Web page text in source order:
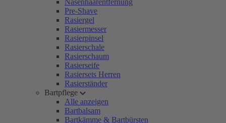
Nasenhaarentfernung
Pre-Shave
Rasiergel
Rasiermesser
Rasierpinsel
Rasierschale
Rasierschaum
Rasierseife
Rasiersets Herren
Rasierständer
Bartpflege
Alle anzeigen
Bartbalsam
Bartkämme & Bartbürsten